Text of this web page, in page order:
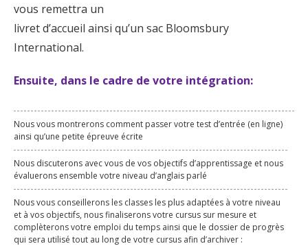
vous remettra un
livret d’accueil ainsi qu’un sac Bloomsbury
International.
Ensuite, dans le cadre de votre intégration:
Nous vous montrerons comment passer votre test d’entrée (en ligne)
ainsi qu’une petite épreuve écrite
Nous discuterons avec vous de vos objectifs d’apprentissage et nous
évaluerons ensemble votre niveau d’anglais parlé
Nous vous conseillerons les classes les plus adaptées à votre niveau
et à vos objectifs, nous finaliserons votre cursus sur mesure et
complèterons votre emploi du temps ainsi que le dossier de progrès
qui sera utilisé tout au long de votre cursus afin d’archiver :